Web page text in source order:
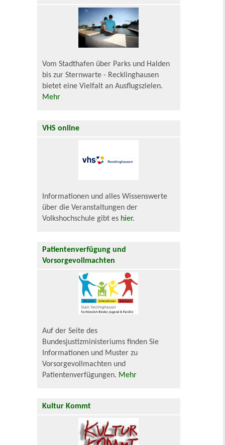
Vom Stadthafen über Parks und Halden
bis zur Sternwarte - Recklinghausen
bietet eine Vielfalt an Ausflugszielen.
Mehr
VHS online
Informationen und alles Wissenswerte
über die Veranstaltungen der
Volkshochschule gibt es hier.
Patientenverfügung und
Vorsorgevollmachten
Auf der Seite des
Bundesjustizministeriums finden Sie
Informationen und Muster zu
Vorsorgevollmachten und
Patientenverfügungen. Mehr
Kultur Kommt